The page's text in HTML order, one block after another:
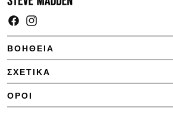
FacebookInstagram
ΒΟΗΘΕΙΑ
ΣΧΕΤΙΚΑ
ΟΡΟΙ